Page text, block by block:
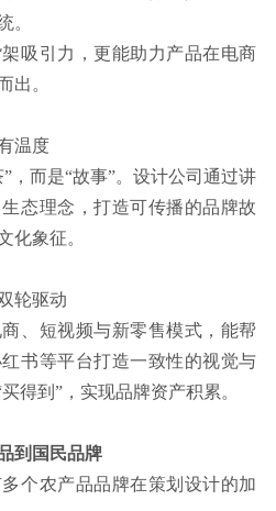
。
吸引力，更能助力产品在电商
出。
温度
，而是“故事”。设计公司通过讲
态理念，打造可传播的品牌故
化象征。
轮驱动
、短视频与新零售模式，能帮
书等平台打造一致性的视觉与
得到”，实现品牌资产积累。
到国民品牌
个农产品品牌在策划设计的加